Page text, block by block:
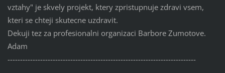
vztahy" je skvely projekt, ktery zpristupnuje zdravi vsem,
kteri se chteji skutecne uzdravit.
Dekuji tez za profesionalni organizaci Barbore Zumotove.
Adam
---------------------------------------------------------------------------